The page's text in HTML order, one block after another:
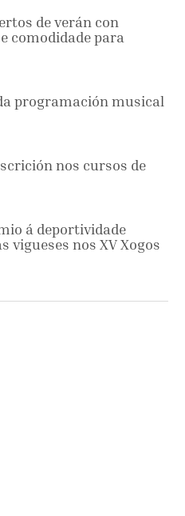
de verán con
comodidade para
programación musical
nos cursos de
á deportividade
vigueses nos XV Xogos